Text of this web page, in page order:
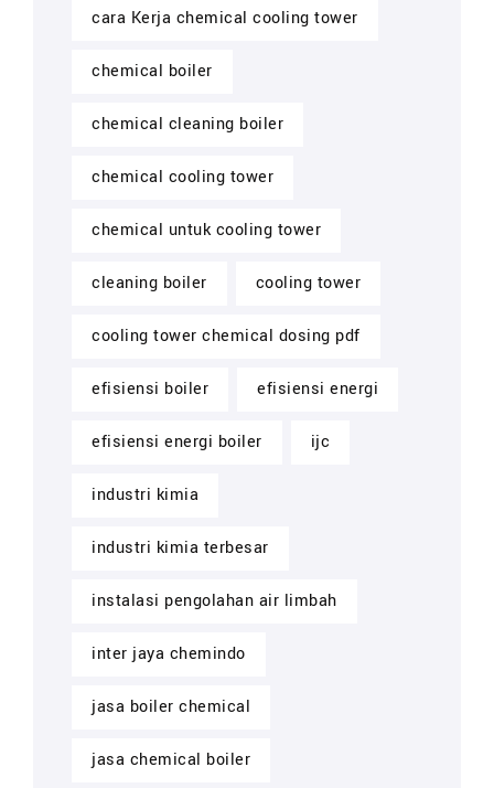
cara Kerja chemical cooling tower
chemical boiler
chemical cleaning boiler
chemical cooling tower
chemical untuk cooling tower
cleaning boiler cooling tower
cooling tower chemical dosing pdf
efisiensi boiler efisiensi energi
efisiensi energi boiler ijc
industri kimia
industri kimia terbesar
instalasi pengolahan air limbah
inter jaya chemindo
jasa boiler chemical
jasa chemical boiler